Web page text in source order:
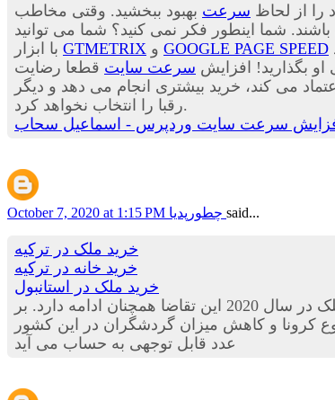
را از لحاظ سرعت بهبود ببخشید. وقتی مخاطب
آن حرفه ای باشند. شما اینطور فکر نمی کنید؟ شما می توانید
GTMETRIX GOOGLE PAGE SPEED
بگذارید! افزایش سرعت سایت قطعا رضایت
می کند، خرید بیشتری انجام می دهد و دیگر
رقبا را انتخاب نخواهد کرد.
سرعت سایت وردپرس - اسماعیل سحاب
October 7, 2020 at 1:15 PM said...
خريد ملک در ترکيه
خريد خانه در ترکيه
خريد ملک در استانبول
تقاضای خرید ملک در ترکیه در سال های اخیر به طور چشمگیری افزایش پیدا کرده و با تغییر قوانین اخذ اقامت ترکیه با خرید ملک در سال 2020 این تقاضا همچنان ادامه دارد. بر
رسیده، که با توجه به شیوع کرونا و کاهش میزان گردشگران در این کشور
عدد قابل توجهی به حساب می آید